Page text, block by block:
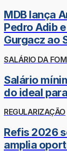
MDB lança
Pedro Adib
Gurgacz ao
SALÁRIO DA
Salário
do ideal
REGULARIZAÇÃO
Refis 2026
amplia